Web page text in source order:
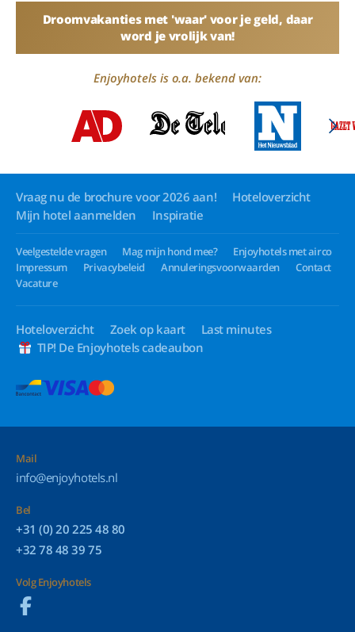
Droomvakanties met 'waar' voor je geld, daar
word je vrolijk van!
Enjoyhotels is o.a. bekend van:
Vraag nu de brochure voor 2026 aan!
Hoteloverzicht
Mijn hotel aanmelden
Inspiratie
Veelgestelde vragen Mag mijn hond mee?
Enjoyhotels met airco
Impressum
Privacybeleid Annuleringsvoorwaarden
Contact
Vacature
Hoteloverzicht Zoek op kaart
Last minutes
TIP! De Enjoyhotels cadeaubon
Mail
info@enjoyhotels.nl
Bel
+31 (0) 20 225 48 80
+32 78 48 39 75
Volg Enjoyhotels